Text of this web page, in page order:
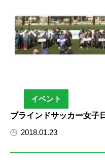
イベント
ブラインドサッカー女子
2018.01.23